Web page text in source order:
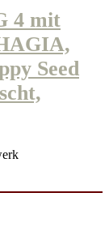
4 mit
Seed